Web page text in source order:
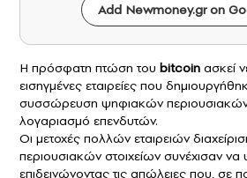
Add Newmoney.gr on
Η πρόσφατη πτώση του bitcoin ασκεί
εισηγμένες εταιρείες που
συσσώρευση ψηφιακών περιουσιακών
λογαριασμό επενδυτών.
Οι μετοχές πολλών εταιρειών
περιουσιακών στοιχείων συνέχισαν
επιδεινώνοντας τις απώλειες που, σε